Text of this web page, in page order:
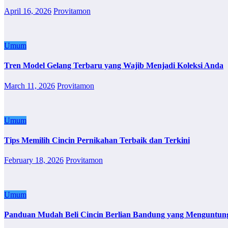
April 16, 2026 Provitamon
Umum
Tren Model Gelang Terbaru yang Wajib Menjadi Koleksi Anda
March 11, 2026 Provitamon
Umum
Tips Memilih Cincin Pernikahan Terbaik dan Terkini
February 18, 2026 Provitamon
Umum
Panduan Mudah Beli Cincin Berlian Bandung yang